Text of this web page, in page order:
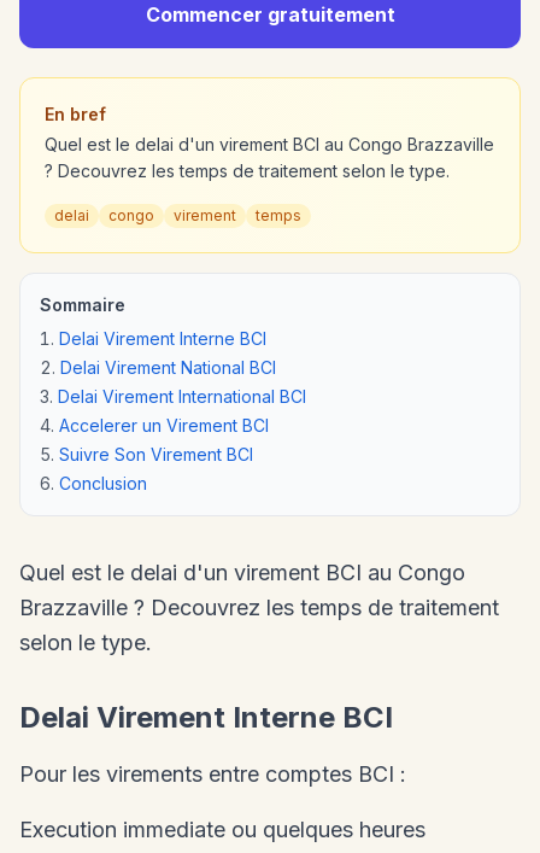
Commencer gratuitement
En bref
Quel est le delai d'un virement BCI au Congo Brazzaville
? Decouvrez les temps de traitement selon le type.
delai congo virement temps
Sommaire
Delai Virement Interne BCI
Delai Virement National BCI
Delai Virement International BCI
Accelerer un Virement BCI
Suivre Son Virement BCI
Conclusion
Quel est le delai d'un virement BCI au Congo
Brazzaville ? Decouvrez les temps de traitement
selon le type.
Delai Virement Interne BCI
Pour les virements entre comptes BCI :
Execution immediate ou quelques heures